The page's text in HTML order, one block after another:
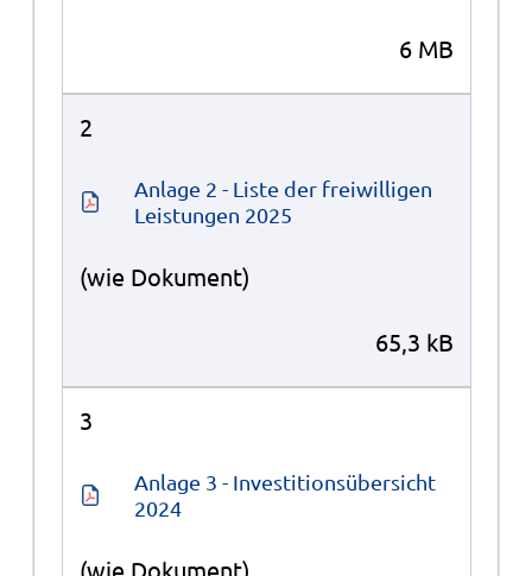
6 MB
2
Anlage 2 - Liste der freiwilligen
Leistungen 2025
(wie Dokument)
65,3 kB
3
Anlage 3 - Investitionsübersicht
2024
(wie Dokument)